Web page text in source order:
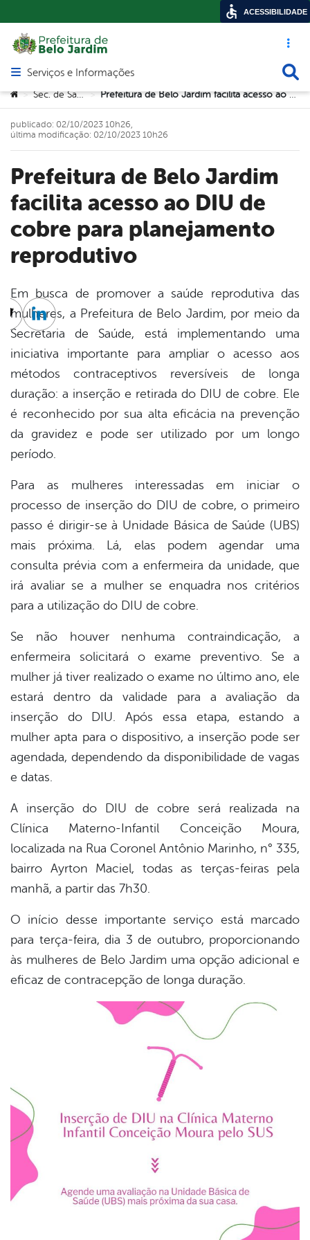
Acesso
Abrir menu principal de navegação
Serviços e Informações
Você está aqui:
> Sec. de Saúde > Prefeitura de Belo Jardim facilita acesso ao DIU de cobre para planejamento reprodutivo
Prefeitura de Belo Jardim
facilita acesso ao DIU de
cobre para planejamento
reprodutivo
publicado: 02/10/2023 10h26,
última modificação: 02/10/2023 10h26
Em busca de promover a saúde reprodutiva das
mulheres, a Prefeitura de Belo Jardim, por meio da
Secretaria de Saúde, está implementando uma
iniciativa importante para ampliar o acesso aos
métodos contraceptivos reversíveis de longa
duração: a inserção e retirada do DIU de cobre. Ele
é reconhecido por sua alta eficácia na prevenção
da gravidez e pode ser utilizado por um longo
período.
Para as mulheres interessadas em iniciar o
processo de inserção do DIU de cobre, o primeiro
passo é dirigir-se à Unidade Básica de Saúde (UBS)
mais próxima. Lá, elas podem agendar uma
consulta prévia com a enfermeira da unidade, que
irá avaliar se a mulher se enquadra nos critérios
para a utilização do DIU de cobre.
Se não houver nenhuma contraindicação, a
enfermeira solicitará o exame preventivo. Se a
mulher já tiver realizado o exame no último ano, ele
estará dentro da validade para a avaliação da
inserção do DIU. Após essa etapa, estando a
mulher apta para o dispositivo, a inserção pode ser
agendada, dependendo da disponibilidade de vagas
e datas.
A inserção do DIU de cobre será realizada na
Clínica Materno-Infantil Conceição Moura,
localizada na Rua Coronel Antônio Marinho, n° 335,
bairro Ayrton Maciel, todas as terças-feiras pela
manhã, a partir das 7h30.
O início desse importante serviço está marcado
para terça-feira, dia 3 de outubro, proporcionando
às mulheres de Belo Jardim uma opção adicional e
eficaz de contracepção de longa duração.
TwitterLinkedin
ACESSIBILIDADE